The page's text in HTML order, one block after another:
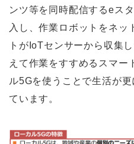
ンツ等を同時配信するeス
入し、作業ロボットをネッ
トがIoTセンサーから収集
えて作業をすすめるスマー
ル5Gを使うことで生活が
ています。